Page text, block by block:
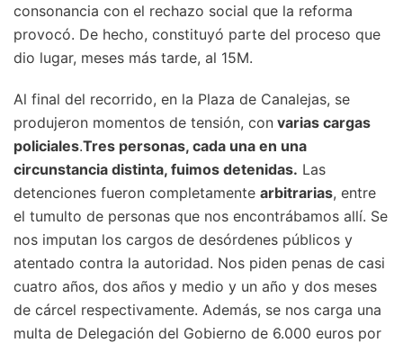
consonancia con el rechazo social que la reforma
provocó. De hecho, constituyó parte del proceso que
dio lugar, meses más tarde, al 15M.
Al final del recorrido, en la Plaza de Canalejas, se
produjeron momentos de tensión, con varias cargas
policiales.Tres personas, cada una en una
circunstancia distinta, fuimos detenidas. Las
detenciones fueron completamente arbitrarias, entre
el tumulto de personas que nos encontrábamos allí. Se
nos imputan los cargos de desórdenes públicos y
atentado contra la autoridad. Nos piden penas de casi
cuatro años, dos años y medio y un año y dos meses
de cárcel respectivamente. Además, se nos carga una
multa de Delegación del Gobierno de 6.000 euros por